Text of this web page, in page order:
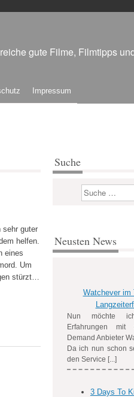
gute Filme, Filmtipps
Impressum
sehr guter
helfen.
eines
Um
stürzt…
Suche
Suchen
Neusten News
Watchever im
Nun möchte
Erfahrungen
Demand Anbieter
Da ich nun schon
den Service [...]
3 Days To Kill